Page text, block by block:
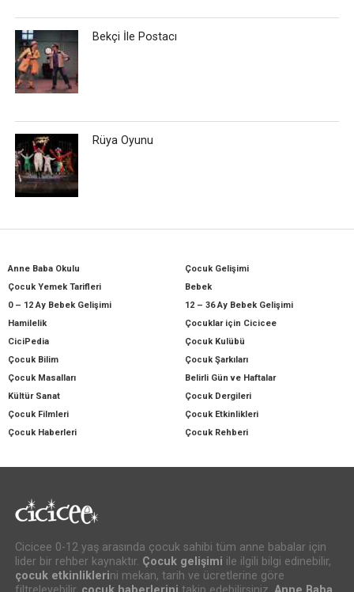
Bekçi İle Postacı
Rüya Oyunu
Anne Baba Okulu
Çocuk Gelişimi
Çocuk Yemek Tarifleri
Bebek
0 – 12 Ay Bebek Gelişimi
12 – 36 Ay Bebek Gelişimi
Hamilelik
Çocuklar için Cicicee
CiciPedia
Çocuk Kulübü
Çocuk Bilim
Çocuk Şarkıları
Çocuk Masalları
Belirli Gün ve Haftalar
Kültür Sanat
Çocuk Dergileri
Çocuk Filmleri
Çocuk Etkinlikleri
Çocuk Haberleri
Çocuk Rehberi
Cicicee 0-12 yaş arasında çocuk sahibi tüm anne babalar için
lider bir rehber kaynaktır. Çocuk gelişimi ile ilgili bilgi edinebilir,
çocuk etkinliklerini mekan, tarih ve ücretlerine göre